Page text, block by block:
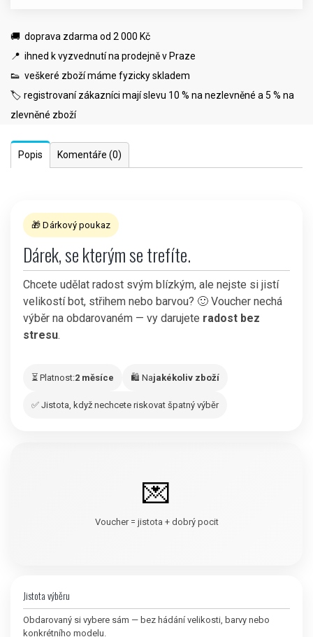
🚚 doprava zdarma od 2 000 Kč
📍 ihned k vyzvednutí na prodejně v Praze
👟 veškeré zboží máme fyzicky skladem
🏷️ registrovaní zákazníci mají slevu 10 % na nezlevněné a 5 % na
zlevněné zboží
Popis Komentáře (0)
🎁 Dárkový poukaz
Dárek, se kterým se trefíte.
Chcete udělat radost svým blízkým, ale nejste si jistí
velikostí bot, střihem nebo barvou? 🙂 Voucher nechá
výběr na obdarovaném — vy darujete radost bez
stresu.
⏳ Platnost:2 měsíce 🛍️ Najakékoliv zboží
✅ Jistota, když nechcete riskovat špatný výběr
💌
Voucher = jistota + dobrý pocit
Jistota výběru
Obdarovaný si vybere sám — bez hádání velikosti, barvy nebo
konkrétního modelu.